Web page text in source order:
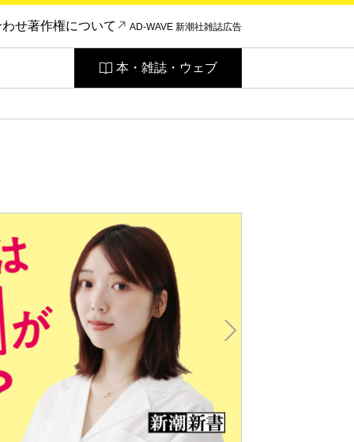
わせ著作権について AD-WAVE 新潮社雑誌広告
本・雑誌・ウェブ